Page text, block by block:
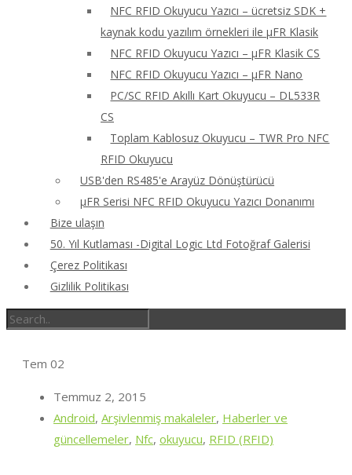
NFC RFID Okuyucu Yazıcı – ücretsiz SDK +
kaynak kodu yazılım örnekleri ile μFR Klasik
NFC RFID Okuyucu Yazıcı – μFR Klasik CS
NFC RFID Okuyucu Yazıcı – μFR Nano
PC/SC RFID Akıllı Kart Okuyucu – DL533R
CS
Toplam Kablosuz Okuyucu – TWR Pro NFC
RFID Okuyucu
USB'den RS485'e Arayüz Dönüştürücü
μFR Serisi NFC RFID Okuyucu Yazıcı Donanımı
Bize ulaşın
50. Yıl Kutlaması -Digital Logic Ltd Fotoğraf Galerisi
Çerez Politikası
Gizlilik Politikası
Tem 02
Temmuz 2, 2015
Android, Arşivlenmiş makaleler, Haberler ve
güncellemeler, Nfc, okuyucu, RFID (RFID)